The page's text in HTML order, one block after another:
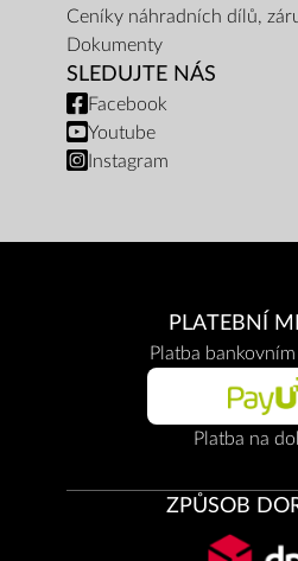
Ceníky náhradních dílů,
Dokumenty
SLEDUJTE NÁS
Facebook
Youtube
Instagram
PLATEBNÍ
Platba
Platba na
ZPŮSOB